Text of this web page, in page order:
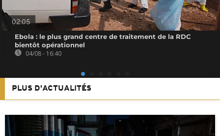
02:05
Ebola : le plus grand centre de traitement de la RDC
bientôt opérationnel
04/08 - 16:40
PLUS D'ACTUALITÉS